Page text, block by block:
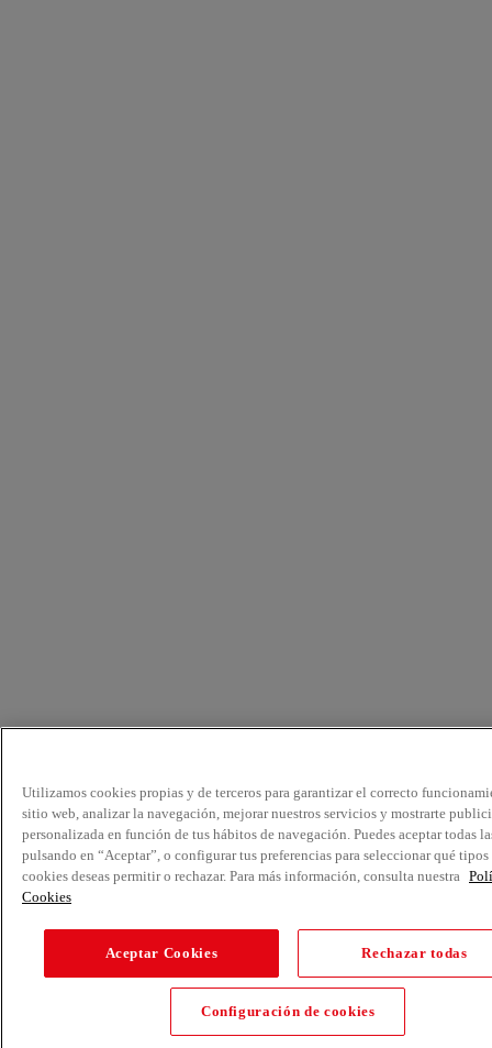
Utilizamos cookies propias y de terceros para garantizar el correcto
sitio web, analizar la navegación, mejorar nuestros servicios y mostrarte
personalizada en función de tus hábitos de navegación. Puedes aceptar todas
pulsando en “Aceptar”, o configurar tus preferencias para seleccionar qué tipos
cookies deseas permitir o rechazar. Para más información, consulta nuestra
Cookies
Aceptar Cookies Rechazar todas
Configuración de cookies